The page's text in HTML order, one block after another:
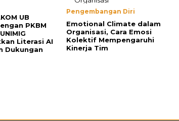
UB
PKBM
Literasi AI
Dukungan
Pengembangan Diri
Emotional Climate dalam
Organisasi, Cara Emosi
Kolektif Mempengaruhi
Kinerja Tim